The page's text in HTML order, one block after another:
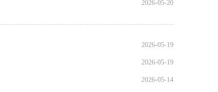
2026-05-20
2026-05-19
2026-05-19
2026-05-14